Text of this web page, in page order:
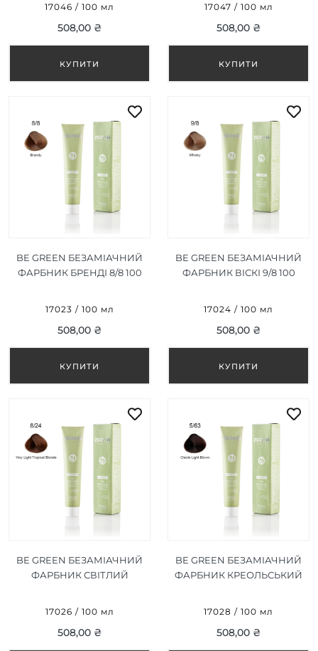
100 МЛ
17046 / 100 мл
508,00 ₴
100 МЛ
17047 / 100 мл
508,00 ₴
BE GREEN БЕЗАМІАЧНИЙ
ФАРБНИК БРЕНДІ 8/8 100
17023 / 100 мл
508,00 ₴
BE GREEN БЕЗАМІАЧНИЙ
ФАРБНИК ВІСКІ 9/8 100
17024 / 100 мл
508,00 ₴
BE GREEN БЕЗАМІАЧНИЙ
ФАРБНИК СВІТЛИЙ
17026 / 100 мл
508,00 ₴
BE GREEN БЕЗАМІАЧНИЙ
ФАРБНИК КРЕОЛЬСЬКИЙ
17028 / 100 мл
508,00 ₴